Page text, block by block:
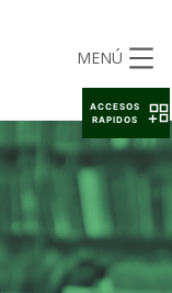
MENÚ
ACCESOS
RAPIDOS